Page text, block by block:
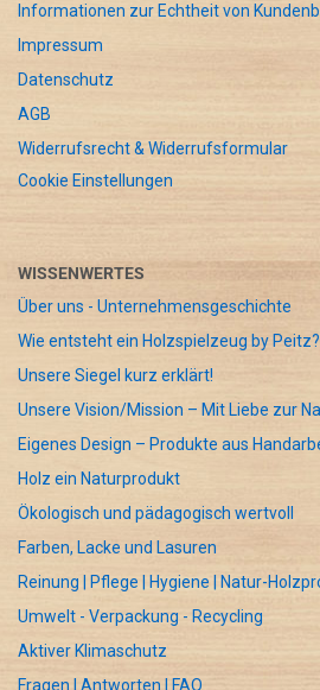
Informationen zur Echtheit von
Impressum
Datenschutz
AGB
Widerrufsrecht & Widerrufsformular
Cookie Einstellungen
WISSENWERTES
Über uns - Unternehmensgeschichte
Wie entsteht ein Holzspielzeug by Peitz?
Unsere Siegel kurz erklärt!
Unsere Vision/Mission – Mit Liebe zur
Eigenes Design – Produkte aus
Holz ein Naturprodukt
Ökologisch und pädagogisch wertvoll
Farben, Lacke und Lasuren
Reinung | Pflege | Hygiene | Natur-
Umwelt - Verpackung - Recycling
Aktiver Klimaschutz
Fragen | Antworten | FAQ